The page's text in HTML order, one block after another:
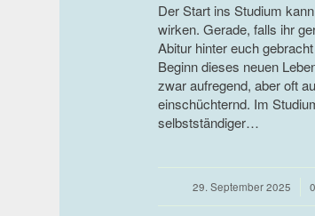
Der Start ins Studium
wirken. Gerade, falls ihr
Abitur hinter euch
Beginn dieses neuen
zwar aufregend, aber oft
einschüchternd. Im
selbstständiger…
29. September 2025
/